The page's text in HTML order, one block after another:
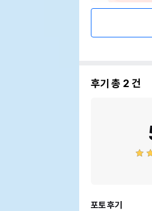
후기 총 2 건
포토 후기